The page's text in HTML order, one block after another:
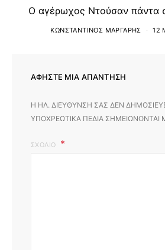
Ο αγέρωχος Ντούσαν πάντα
ΚΩΝΣΤΑΝΤΊΝΟΣ ΜΆΡΓΑΡΗΣ 12
ΑΦΉΣΤΕ ΜΙΑ ΑΠΆΝΤΗΣΗ
Η ΗΛ. ΔΙΕΎΘΥΝΣΗ ΣΑΣ ΔΕΝ
ΥΠΟΧΡΕΩΤΙΚΆ ΠΕΔΊΑ ΣΗΜΕΙΏΝΟΝΤΑΙ
ΣΧΌΛΙΟ